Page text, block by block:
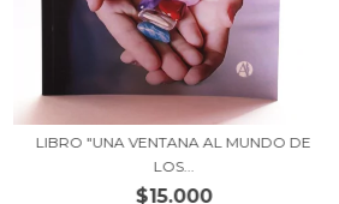
LIBRO "UNA VENTANA AL MUNDO DE
LOS...
$15.000